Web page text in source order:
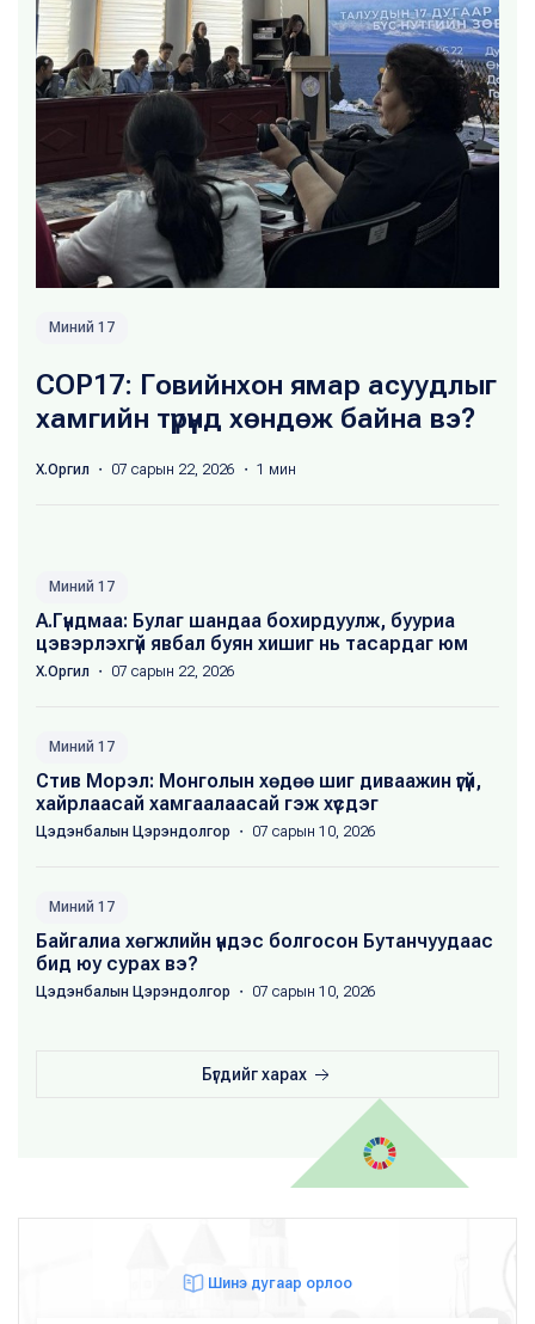
Миний 17
COP17: Говийнхон ямар асуудлыг
хамгийн түрүүнд хөндөж байна вэ?
Х.Оргил ・ 07 сарын 22, 2026 ・ 1 мин
Миний 17
А.Гүндмаа: Булаг шандаа бохирдуулж, бууриа
цэвэрлэхгүй явбал буян хишиг нь тасардаг юм
Х.Оргил ・ 07 сарын 22, 2026
Миний 17
Стив Морэл: Монголын хөдөө шиг диваажин үгүй,
хайрлаасай хамгаалаасай гэж хүсдэг
Цэдэнбалын Цэрэндолгор ・ 07 сарын 10, 2026
Миний 17
Байгалиа хөгжлийн үндэс болгосон Бутанчуудаас
бид юу сурах вэ?
Цэдэнбалын Цэрэндолгор ・ 07 сарын 10, 2026
Бүгдийг харах
Шинэ дугаар орлоо